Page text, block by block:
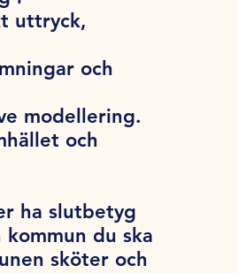
uttryck,
och
modellering.
och
ha slutbetyg
du ska
sköter och